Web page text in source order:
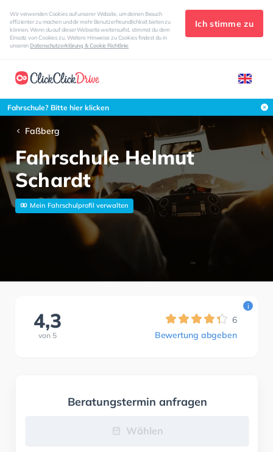
Wir verwenden Cookies auf unserer Website, um deinen Besuch
effizienter zu machen und dir mehr Benutzerfreundlichkeit bieten zu
können. Wenn du auf dieser Webseite weitersurfst, stimmst du dem
Einsatz von Cookies zu. Weitere Hinweise zu Cookies findest du in
unserenDatenschutzerklärung & Cookie Richtlinie
Ich stimme zu
Fahrschule? Bitte hier klicken
Faßberg
Fahrschule Helmut
Schardt
Mein Fahrschulprofil verwalten
4,3
von 5
6
Bewertung abgeben
i
Beratungstermin anfragen
Wählen